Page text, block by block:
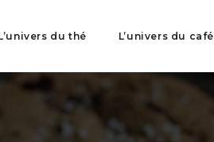
du thé L’univers du café